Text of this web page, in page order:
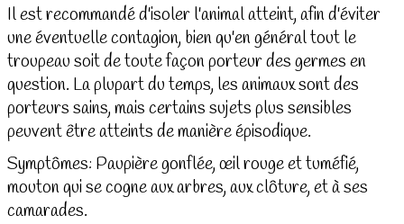
Il est recommandé d'isoler l'animal atteint, afin d'éviter
une éventuelle contagion, bien qu'en général tout le
troupeau soit de toute façon porteur des germes en
question. La plupart du temps, les animaux sont des
porteurs sains, mais certains sujets plus sensibles
peuvent être atteints de manière épisodique.
Symptômes: Paupière gonflée, œil rouge et tuméfié,
mouton qui se cogne aux arbres, aux clôture, et à ses
camarades.